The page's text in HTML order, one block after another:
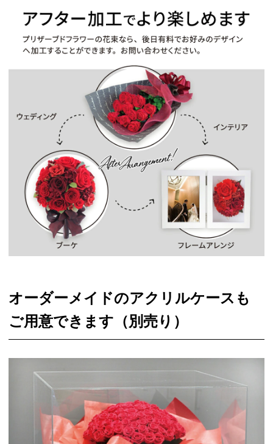
オーダーメイドのアクリルケースも
ご用意できます（別売り）